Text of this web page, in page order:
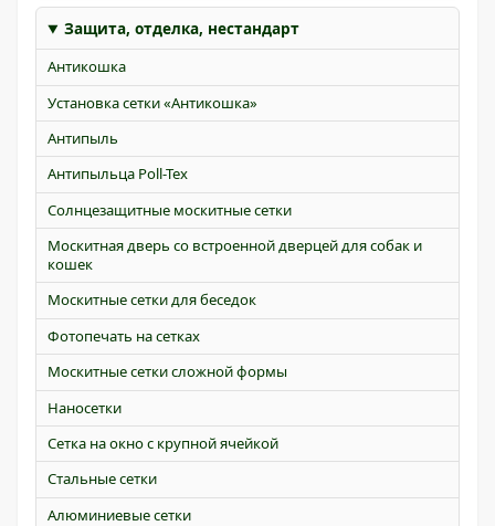
Защита, отделка, нестандарт
Антикошка
Установка сетки «Антикошка»
Антипыль
Антипыльца Poll-Tex
Солнцезащитные москитные сетки
Москитная дверь со встроенной дверцей для собак и
кошек
Москитные сетки для беседок
Фотопечать на сетках
Москитные сетки сложной формы
Наносетки
Сетка на окно с крупной ячейкой
Стальные сетки
Алюминиевые сетки